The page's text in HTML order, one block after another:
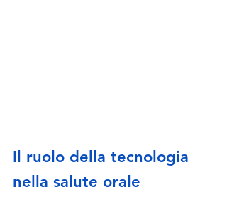
Il ruolo della tecnologia
nella salute orale